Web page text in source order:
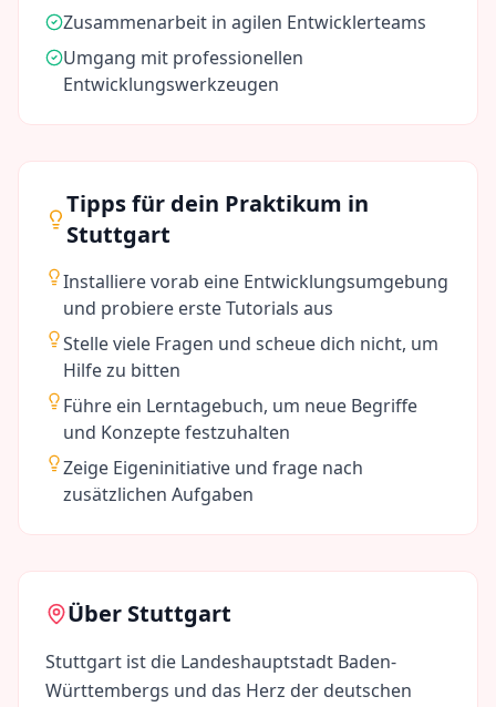
Zusammenarbeit in agilen Entwicklerteams
Umgang mit professionellen
Entwicklungswerkzeugen
Tipps für dein Praktikum in
Stuttgart
Installiere vorab eine Entwicklungsumgebung
und probiere erste Tutorials aus
Stelle viele Fragen und scheue dich nicht, um
Hilfe zu bitten
Führe ein Lerntagebuch, um neue Begriffe
und Konzepte festzuhalten
Zeige Eigeninitiative und frage nach
zusätzlichen Aufgaben
Über Stuttgart
Stuttgart ist die Landeshauptstadt Baden-
Württembergs und das Herz der deutschen